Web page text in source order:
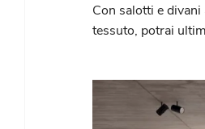
Con salotti e
tessuto, potrai